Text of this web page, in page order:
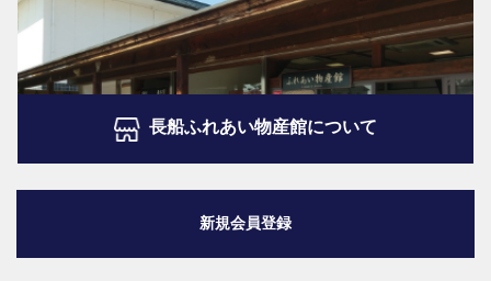
長船ふれあい物産館について
新規会員登録